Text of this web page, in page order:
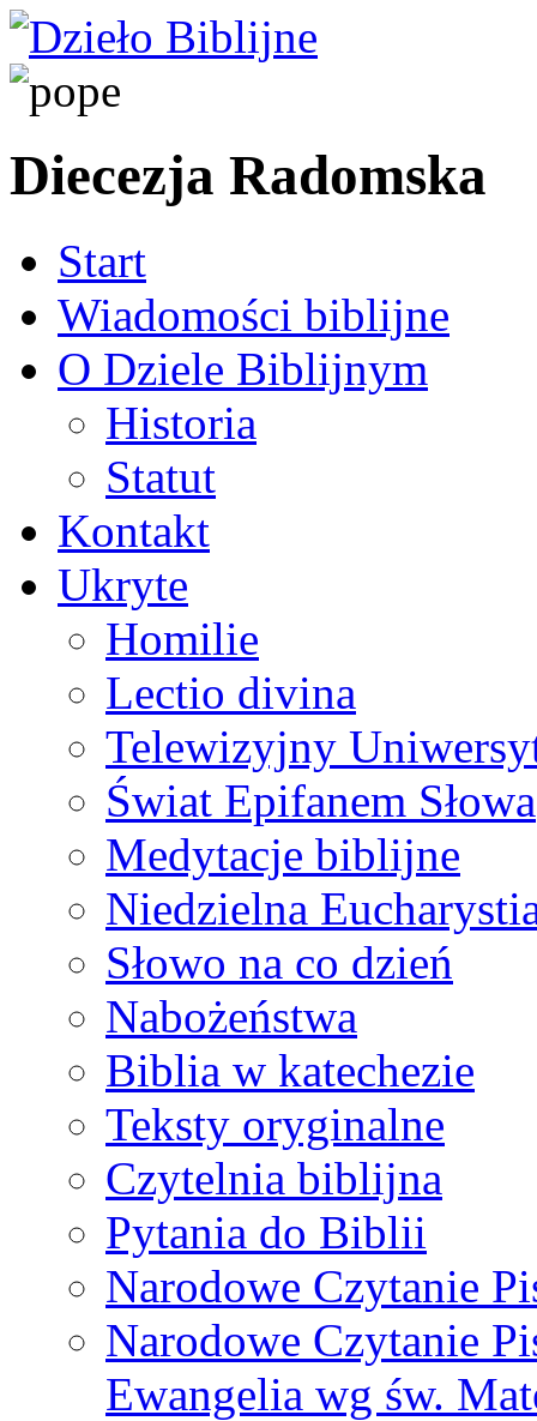
Diecezja Radomska
Start
Wiadomości biblijne
O Dziele Biblijnym
Historia
Statut
Kontakt
Ukryte
Homilie
Lectio divina
Telewizyjny
Świat Epifanem Słowa
Medytacje biblijne
Niedzielna
Słowo na co dzień
Nabożeństwa
Biblia w katechezie
Teksty oryginalne
Czytelnia biblijna
Pytania do Biblii
Narodowe Czytanie
Narodowe Czytanie
Ewangelia wg św.